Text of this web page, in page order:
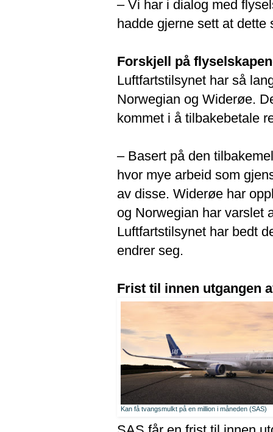
– Vi har i dialog med
hadde gjerne sett at dette
Forskjell på
Luftfartstilsynet har så
Norwegian og Widerøe.
kommet i å tilbakebetale
– Basert på den
hvor mye arbeid som
av disse. Widerøe har
og Norwegian har varslet
Luftfartstilsynet har bedt
endrer seg.
Frist til innen utgangen
Kan få tvangsmulkt på en million i måneden (SAS)